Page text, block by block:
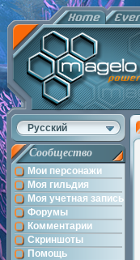
Русский
Сообщество
Мои персонажи
Моя гильдия
Моя учетная запись
Форумы
Комментарии
Скриншоты
Помощь